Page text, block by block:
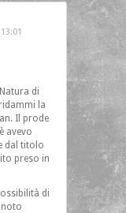
di
la
Il prode
avevo
dal titolo
preso in
di
noto